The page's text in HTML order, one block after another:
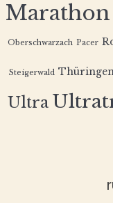
Marathon
Oberschwarzach Pacer
Steigerwald
Ultra